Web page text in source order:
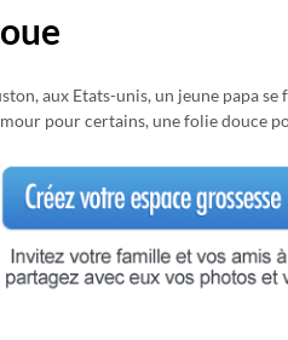
aux Etats-unis, un jeune papa
pour certains, une folie douce